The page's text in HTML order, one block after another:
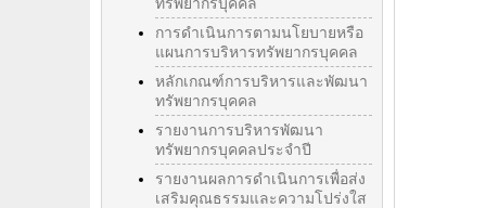
ทรัพยากรบุคคล
การดำเนินการตามนโยบายหรือ
แผนการบริหารทรัพยากรบุคคล
หลักเกณฑ์การบริหารและพัฒนา
ทรัพยากรบุคคล
รายงานการบริหารพัฒนา
ทรัพยากรบุคคลประจำปี
รายงานผลการดำเนินการเพื่อส่ง
เสริมคุณธรรมและความโปร่งใส